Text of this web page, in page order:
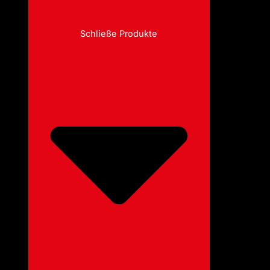
Schließe Produkte